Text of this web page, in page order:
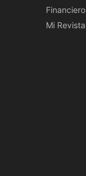
Financiero
Mi Revista